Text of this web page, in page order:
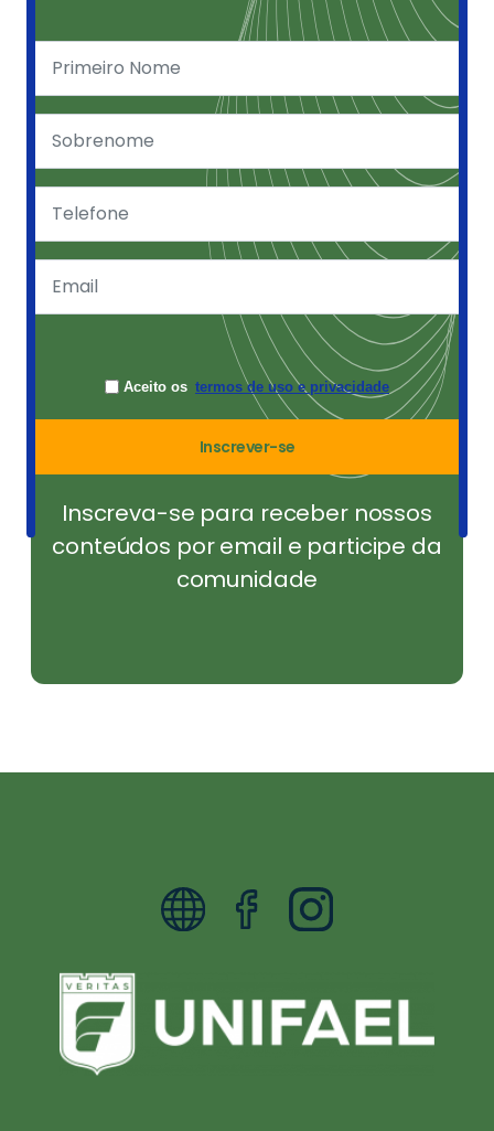
Aceito os termos de uso e privacidade
Inscrever-se
Inscreva-se para receber nossos
conteúdos por email e participe da
comunidade